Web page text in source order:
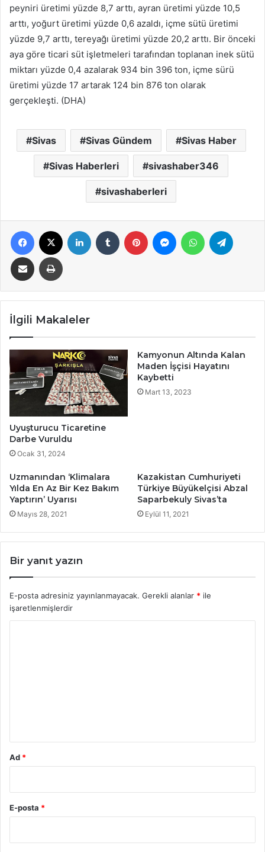
peyniri üretimi yüzde 8,7 arttı, ayran üretimi yüzde 10,5
arttı, yoğurt üretimi yüzde 0,6 azaldı, içme sütü üretimi
yüzde 9,7 arttı, tereyağı üretimi yüzde 20,2 arttı. Bir önceki
aya göre ticari süt işletmeleri tarafından toplanan inek sütü
miktarı yüzde 0,4 azalarak 934 bin 396 ton, içme sürü
üretimi yüzde 17 artarak 124 bin 876 ton olarak
gerçekleşti. (DHA)
Sivas Sivas Gündem Sivas Haber
Sivas Haberleri sivashaber346
sivashaberleri
Facebook LinkedIn Tumblr Pinterest MessengerWhatsApp
E-Posta ile paylaş Yazdır
İlgili Makaleler
Uyuşturucu Ticaretine
Darbe Vuruldu
Ocak 31, 2024
Kamyonun Altında Kalan
Maden İşçisi Hayatını
Kaybetti
Mart 13, 2023
Uzmanından ‘Klimalara
Yılda En Az Bir Kez Bakım
Yaptırın’ Uyarısı
Mayıs 28, 2021
Kazakistan Cumhuriyeti
Türkiye Büyükelçisi Abzal
Saparbekuly Sivas’ta
Eylül 11, 2021
Bir yanıt yazın
E-posta adresiniz yayınlanmayacak. Gerekli alanlar * ile
işaretlenmişlerdir
Ad *
E-posta *